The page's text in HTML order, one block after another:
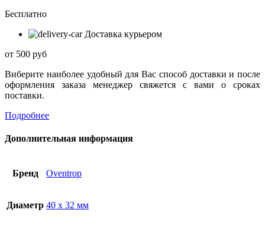
Бесплатно
Доставка курьером
от 500 руб
Виберите наиболее удобный для Вас способ доставки и после
оформления заказа менеджер свяжется с вами о сроках
поставки.
Подробнее
Дополнительная информация
Бренд Оventrop
Диаметр 40 x 32 мм